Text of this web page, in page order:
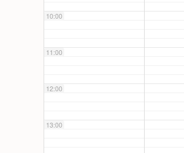
10:00
11:00
12:00
13:00